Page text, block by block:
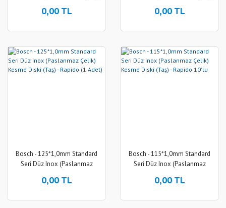
0,00 TL 0,00 TL
Bosch - 125*1,0mm Standard
Seri Düz Inox (Paslanmaz
Rapido (1 Adet)
0,00 TL
Bosch - 115*1,0mm Standard
Seri Düz Inox (Paslanmaz
Rapido 10'lu
0,00 TL